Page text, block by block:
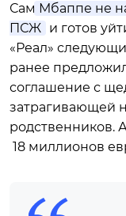
Сам Мбаппе не
ПСЖ и готов
«Реал»
ранее
соглашение с
затрагивающей
родственников.
18 миллионов